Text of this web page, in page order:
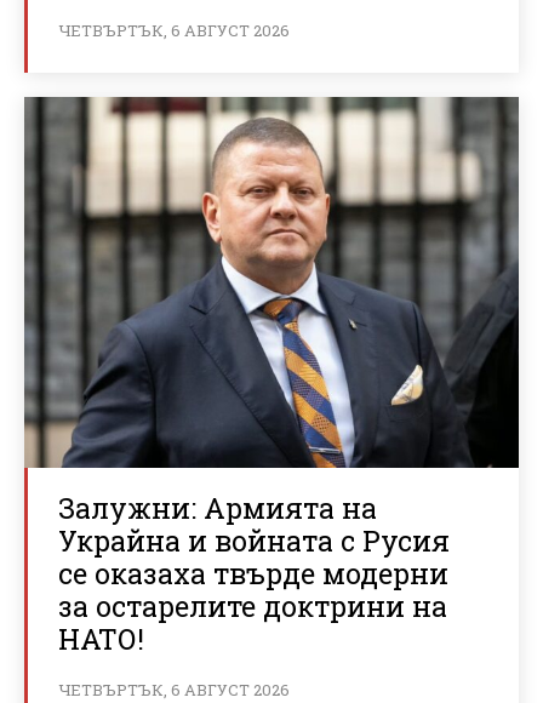
ЧЕТВЪРТЪК, 6 АВГУСТ 2026
Залужни: Армията на
Украйна и войната с Русия
се оказаха твърде модерни
за остарелите доктрини на
НАТО!
ЧЕТВЪРТЪК, 6 АВГУСТ 2026